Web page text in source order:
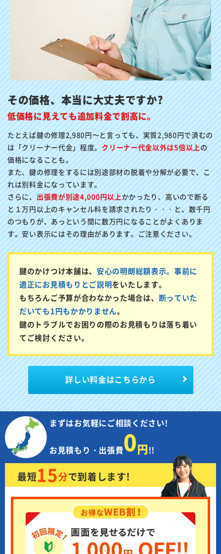
その価格、本当に大丈夫ですか?
低価格に見えても追加料金で割高に。
たとえば鍵の修理2,980円〜と言っても、実質2,980円で済むの
は「クリーナー代金」程度。 クリーナー代金以外は5倍以上の
価格になることも。
また、鍵の修理をするには別途部材の脱着や分解が必要で、こ
れは別料金になっています。
さらに、 出張費が別途4,000円以上かかったり、高いので断る
と１万円以上のキャンセル料を請求されたり・・・と、数千円
のつもりが、あっという間に数万円になることがよくありま
す。安い表示にはその理由があります。ご注意ください。
鍵のかけつけ本舗は、 安心の明朗総額表示。事前に
適正にお見積もりとご説明をいたします。
もちろんご予算が合わなかった場合は、 断っていた
だいても1円もかかりません。
鍵のトラブルでお困りの際のお見積もりは落ち着い
てご検討ください。
詳しい料金はこちらから
まずはお気軽にご相談ください!
お見積もり・出張費0円!!
最短15分で到着します!